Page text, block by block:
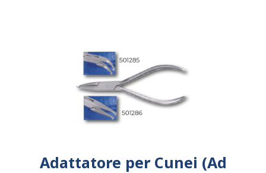
Adattatore per Cunei (Ad